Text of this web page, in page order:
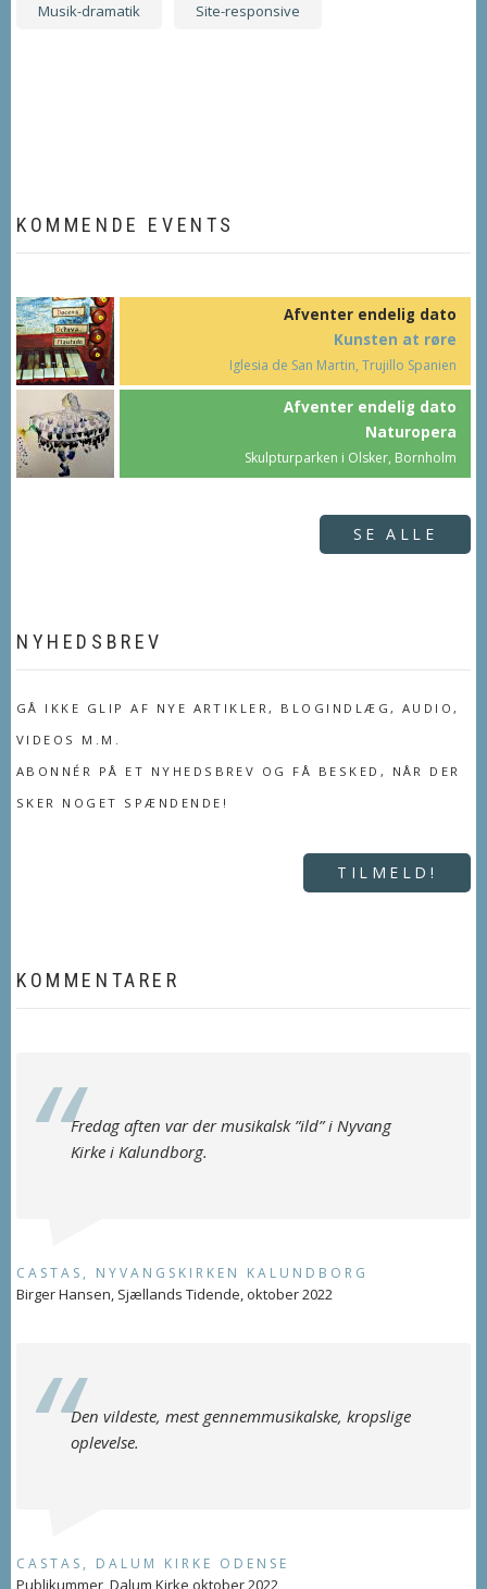
Musik-dramatik Site-responsive
KOMMENDE EVENTS
Afventer endelig dato
Kunsten at røre
Iglesia de San Martin, Trujillo Spanien
Afventer endelig dato
Naturopera
Skulpturparken i Olsker, Bornholm
SE ALLE
NYHEDSBREV
GÅ IKKE GLIP AF NYE ARTIKLER, BLOGINDLÆG, AUDIO,
VIDEOS M.M.
ABONNÉR PÅ ET NYHEDSBREV OG FÅ BESKED, NÅR DER
SKER NOGET SPÆNDENDE!
TILMELD!
KOMMENTARER
Fredag aften var der musikalsk ”ild” i Nyvang
Kirke i Kalundborg.
CASTAS, NYVANGSKIRKEN KALUNDBORG
Birger Hansen, Sjællands Tidende, oktober 2022
Den vildeste, mest gennemmusikalske, kropslige
oplevelse.
CASTAS, DALUM KIRKE ODENSE
Publikummer, Dalum Kirke oktober 2022